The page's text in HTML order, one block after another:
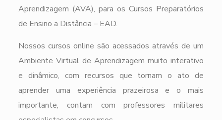
Aprendizagem (AVA), para os Cursos Preparatórios
de Ensino a Distância – EAD.
Nossos cursos online são acessados através de um
Ambiente Virtual de Aprendizagem muito interativo
e dinâmico, com recursos que tornam o ato de
aprender uma experiência prazeirosa e o mais
importante, contam com professores militares